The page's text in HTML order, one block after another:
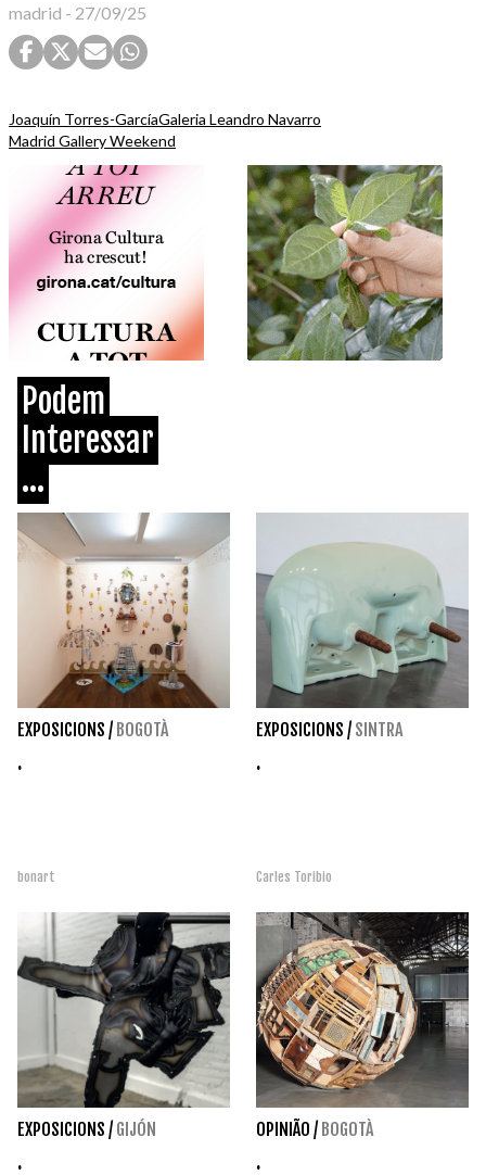
madrid - 27/09/25
Joaquín Torres-GarcíaGaleria Leandro Navarro
Madrid Gallery Weekend
Podem
Interessar
...
EXPOSICIONS / BOGOTÀ
.
bonart
EXPOSICIONS / SINTRA
.
Carles Toribio
EXPOSICIONS / GIJÓN
.
OPINIÃO / BOGOTÀ
.